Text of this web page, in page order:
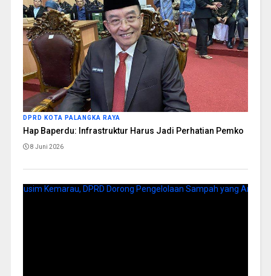
DPRD KOTA PALANGKA RAYA
Hap Baperdu: Infrastruktur Harus Jadi Perhatian Pemko
8 Juni 2026